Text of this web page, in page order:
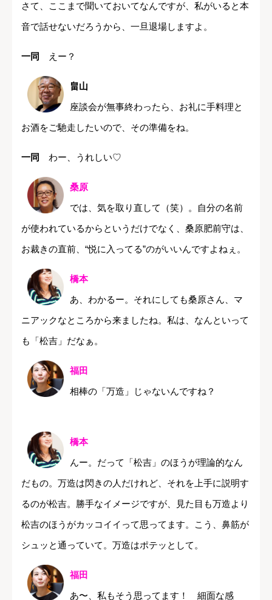
さて、ここまで聞いておいてなんですが、私がいると本
音で話せないだろうから、一旦退場しますよ。
一同 えー？
畠山
座談会が無事終わったら、お礼に手料理と
お酒をご馳走したいので、その準備をね。
一同 わー、うれしい♡
桑原
では、気を取り直して（笑）。自分の名前
が使われているからというだけでなく、桑原肥前守は、
お裁きの直前、“悦に入ってる”のがいいんですよねぇ。
橋本
あ、わかるー。それにしても桑原さん、マ
ニアックなところから来ましたね。私は、なんといって
も「松吉」だなぁ。
福田
相棒の「万造」じゃないんですね？
橋本
んー。だって「松吉」のほうが理論的なん
だもの。万造は閃きの人だけれど、それを上手に説明す
るのが松吉。勝手なイメージですが、見た目も万造より
松吉のほうがカッコイイって思ってます。こう、鼻筋が
シュッと通っていて。万造はポテッとして。
福田
あ〜、私もそう思ってます！ 細面な感